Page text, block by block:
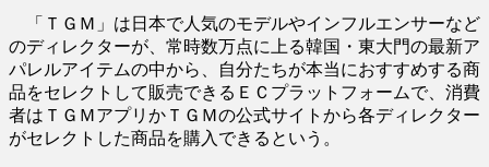
「ＴＧＭ」は日本で人気のモデルやインフルエンサーなど
のディレクターが、常時数万点に上る韓国・東大門の最新ア
パレルアイテムの中から、自分たちが本当におすすめする商
品をセレクトして販売できるＥＣプラットフォームで、消費
者はＴＧＭアプリかＴＧＭの公式サイトから各ディレクター
がセレクトした商品を購入できるという。